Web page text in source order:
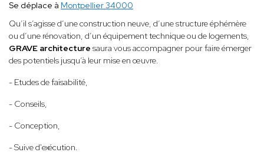
Se déplace à Montpellier 34000
Qu’il s’agisse d’une construction neuve, d’une structure éphémère
ou d’une rénovation, d’un équipement technique ou de logements,
GRAVE architecture saura vous accompagner pour faire émerger
des potentiels jusqu’à leur mise en œuvre.
- Etudes de faisabilité,
- Conseils,
- Conception,
- Suive d'exécution.